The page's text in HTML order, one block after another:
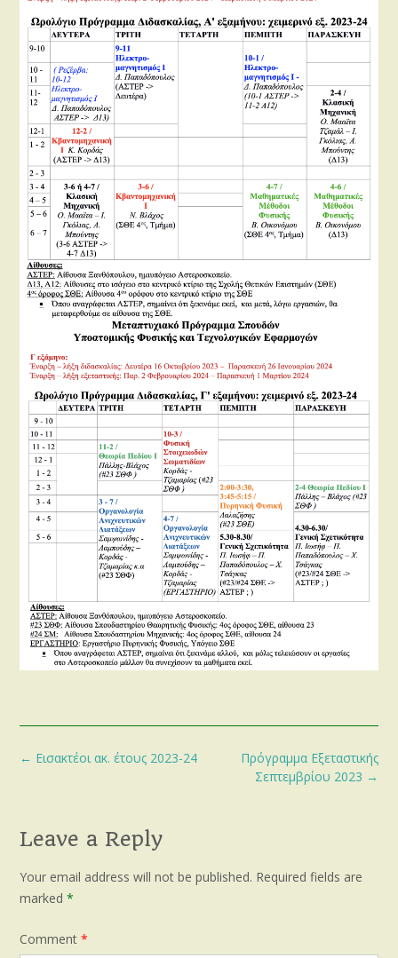
Post
Πρόγραμμα Εξεταστικής
Σεπτεμβρίου 2023 →
← Εισακτέοι ακ. έτους 2023-24
Leave a Reply
Your email address will not be published. Required fields are
marked *
Comment *